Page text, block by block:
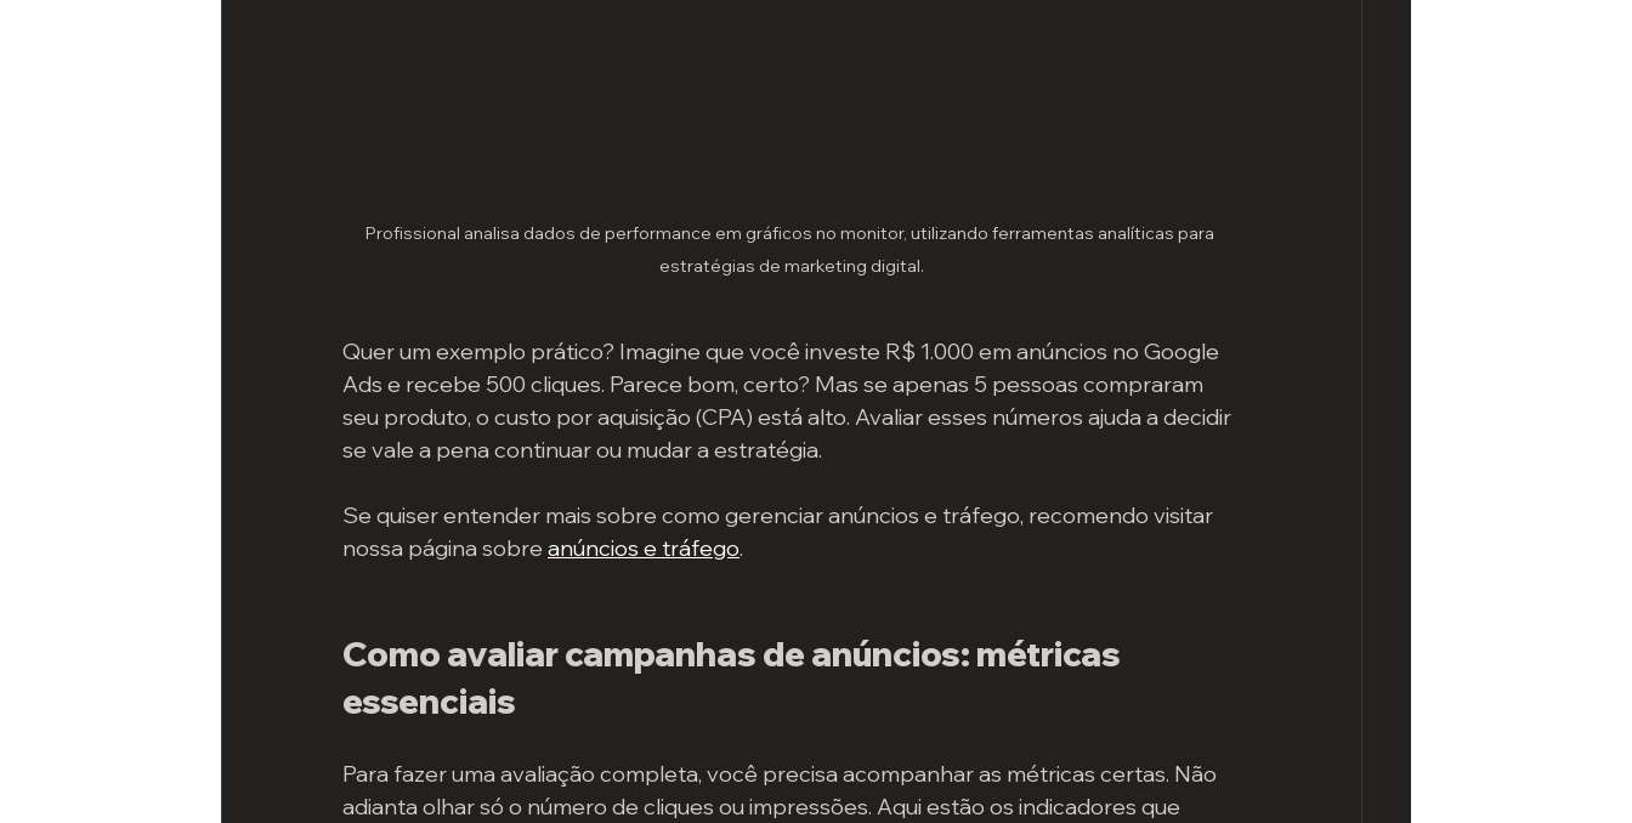
Profissional analisa dados de performance em gráficos no monitor, utilizando ferramentas analíticas para
estratégias de marketing digital.
Quer um exemplo prático? Imagine que você investe R$ 1.000 em anúncios no Google
Ads e recebe 500 cliques. Parece bom, certo? Mas se apenas 5 pessoas compraram
seu produto, o custo por aquisição (CPA) está alto. Avaliar esses números ajuda a decidir
se vale a pena continuar ou mudar a estratégia.
Se quiser entender mais sobre como gerenciar anúncios e tráfego, recomendo visitar
nossa página sobre anúncios e tráfego.
Como avaliar campanhas de anúncios: métricas
essenciais
Para fazer uma avaliação completa, você precisa acompanhar as métricas certas. Não
adianta olhar só o número de cliques ou impressões. Aqui estão os indicadores que